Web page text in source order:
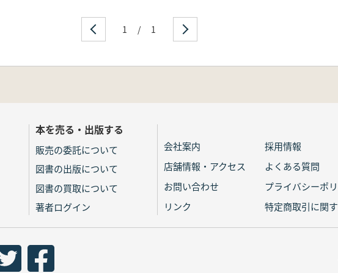
1 / 1
本を売る・出版する
販売の委託について
図書の出版について
図書の買取について
著者ログイン
会社案内
採用情報
店舗情報・アクセス
よくある質問
お問い合わせ
プライバシーポ
リンク
特定商取引に関